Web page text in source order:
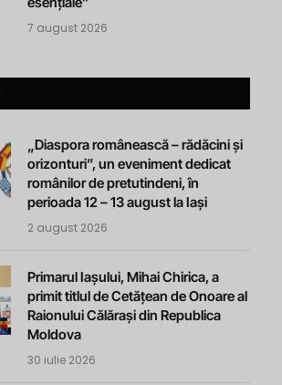
7 august 2026
„Diaspora românească – rădăcini și
orizonturi”, un eveniment dedicat
românilor de pretutindeni, în
perioada 12 – 13 august la Iași
2 august 2026
Primarul Iașului, Mihai Chirica, a
primit titlul de Cetățean de Onoare al
Raionului Călărași din Republica
Moldova
30 iulie 2026